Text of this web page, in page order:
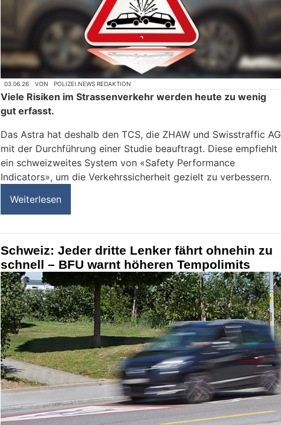
03.06.26 VON POLIZEI.NEWS REDAKTION
Viele Risiken im Strassenverkehr werden heute zu wenig
gut erfasst.
Das Astra hat deshalb den TCS, die ZHAW und Swisstraffic AG
mit der Durchführung einer Studie beauftragt. Diese empfiehlt
ein schweizweites System von «Safety Performance
Indicators», um die Verkehrssicherheit gezielt zu verbessern.
Weiterlesen
Schweiz: Jeder dritte Lenker fährt ohnehin zu
schnell – BFU warnt höheren Tempolimits